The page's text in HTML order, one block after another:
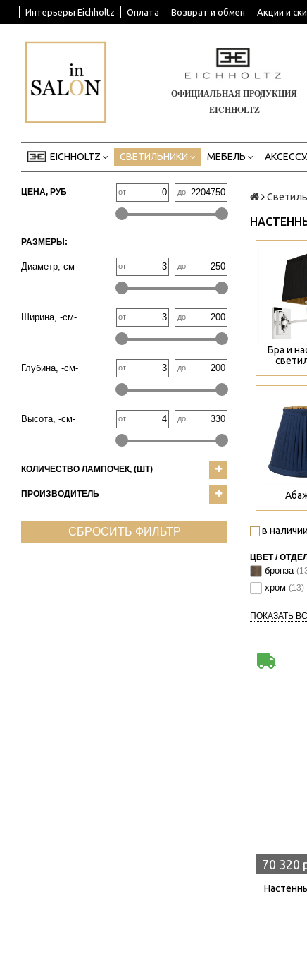
Интерьеры Eichholtz Оплата Возврат и обмен Акции и
ОФИЦИАЛЬНАЯ ПРОДУКЦИЯ
EICHHOLTZ
EICHHOLTZ СВЕТИЛЬНИКИ МЕБЕЛЬ
ЦЕНА, РУБ от до
РАЗМЕРЫ:
Диаметр, см от до
Ширина, -см- от до
Глубина, -см- от до
Высота, -см- от до
КОЛИЧЕСТВО ЛАМПОЧЕК, (ШТ)
ПРОИЗВОДИТЕЛЬ
СБРОСИТЬ ФИЛЬТР
Бра и
в
ЦВЕТ /
бронза
хром (13)
ПОКАЗАТЬ
70 320